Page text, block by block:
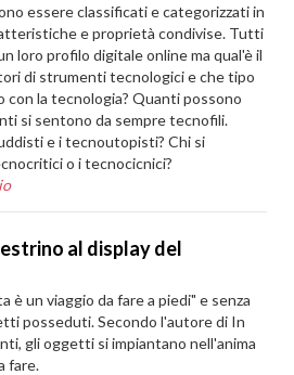
essere classificati e categorizzati in
e proprietà condivise. Tutti
loro profilo digitale online ma qual'è il
di strumenti tecnologici e che tipo
la tecnologia? Quanti possono
si sentono da sempre tecnofili.
e i tecnoutopisti? Chi si
o i tecnocicnici?
al display del
è un viaggio da fare a piedi" e senza
posseduti. Secondo l'autore di In
gli oggetti si impiantano nell'anima
fare.